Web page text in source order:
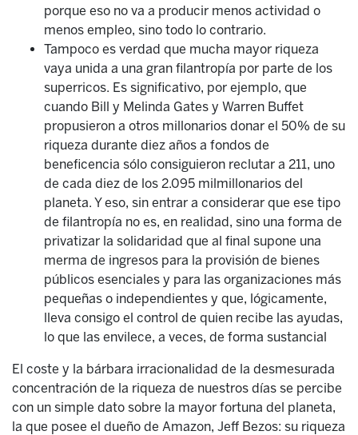
porque eso no va a producir menos actividad o
menos empleo, sino todo lo contrario.
Tampoco es verdad que mucha mayor riqueza
vaya unida a una gran filantropía por parte de los
superricos. Es significativo, por ejemplo, que
cuando Bill y Melinda Gates y Warren Buffet
propusieron a otros millonarios donar el 50% de su
riqueza durante diez años a fondos de
beneficencia sólo consiguieron reclutar a 211, uno
de cada diez de los 2.095 milmillonarios del
planeta. Y eso, sin entrar a considerar que ese tipo
de filantropía no es, en realidad, sino una forma de
privatizar la solidaridad que al final supone una
merma de ingresos para la provisión de bienes
públicos esenciales y para las organizaciones más
pequeñas o independientes y que, lógicamente,
lleva consigo el control de quien recibe las ayudas,
lo que las envilece, a veces, de forma sustancial
El coste y la bárbara irracionalidad de la desmesurada
concentración de la riqueza de nuestros días se percibe
con un simple dato sobre la mayor fortuna del planeta,
la que posee el dueño de Amazon, Jeff Bezos: su riqueza